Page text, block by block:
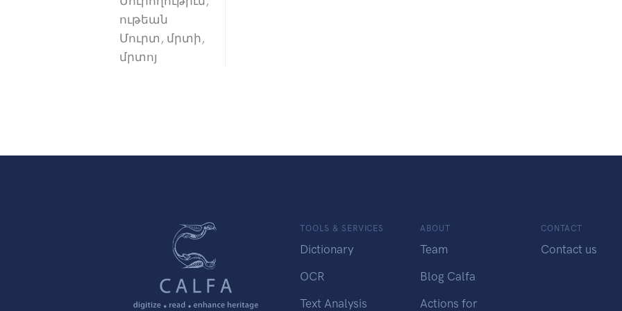
ութեան
Մուրտ, մրտի,
մրտոյ
TOOLS & SERVICES
Dictionary
OCR
Text Analysis
ABOUT
Team
Blog Calfa
Actions for
CONTACT
Contact us